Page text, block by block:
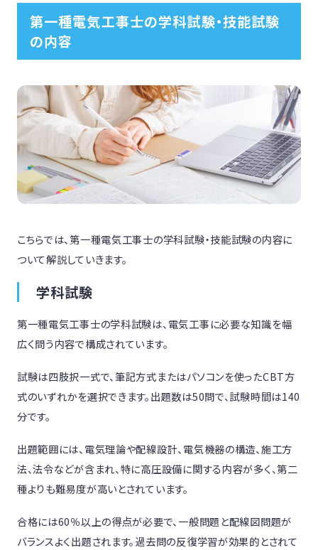
第一種電気工事士の学科試験・技能試験
の内容
こちらでは、第一種電気工事士の学科試験・技能試験の内容に
ついて解説していきます。
学科試験
第一種電気工事士の学科試験は、電気工事に必要な知識を幅
広く問う内容で構成されています。
試験は四肢択一式で、筆記方式またはパソコンを使ったCBT方
式のいずれかを選択できます。出題数は50問で、試験時間は140
分です。
出題範囲には、電気理論や配線設計、電気機器の構造、施工方
法、法令などが含まれ、特に高圧設備に関する内容が多く、第二
種よりも難易度が高いとされています。
合格には60％以上の得点が必要で、一般問題と配線図問題が
バランスよく出題されます。過去問の反復学習が効果的とされて